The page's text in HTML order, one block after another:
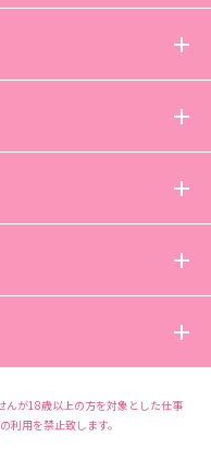
んが18歳以上の方を対象とした仕事
利用を禁止致します。